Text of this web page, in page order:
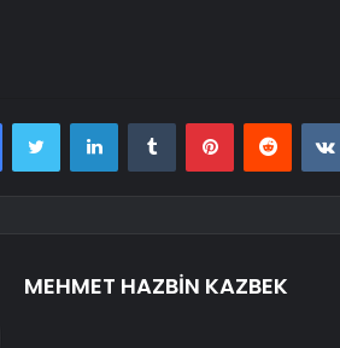
FacebookTwitter LinkedInTumblr PinterestReddit
MEHMET HAZBİN KAZBEK